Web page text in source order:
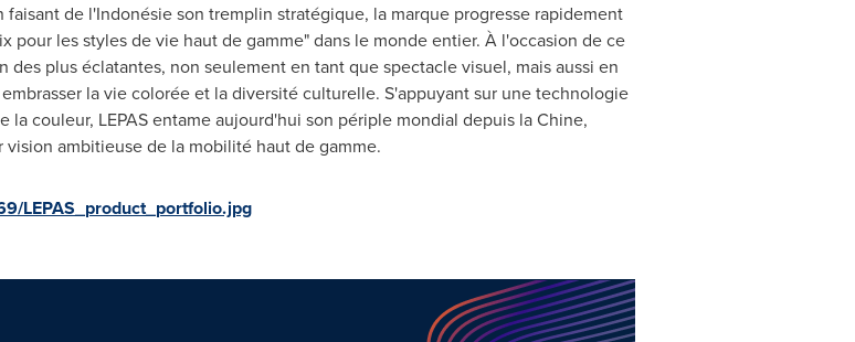
de l'Indonésie son tremplin stratégique, la marque progresse rapidement
pour les styles de vie haut de gamme" dans le monde entier. À l'occasion de ce
plus éclatantes, non seulement en tant que spectacle visuel, mais aussi en
la vie colorée et la diversité culturelle. S'appuyant sur une technologie
couleur, LEPAS entame aujourd'hui son périple mondial depuis la Chine,
ambitieuse de la mobilité haut de gamme.
LEPAS_product_portfolio.jpg